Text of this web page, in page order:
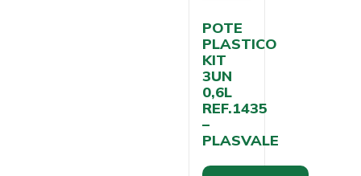
POTE
PLASTICO
KIT
3UN
0,6L
REF.1435
–
PLASVALE